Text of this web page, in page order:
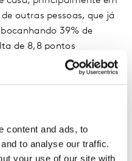
content and ads, to
to analyse our traffic.
your use of our site with
outras pessoas, que já
39% de
de 8,8 pontos
para as marcas de